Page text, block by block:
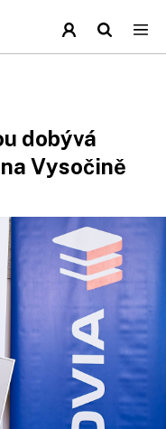
dobývá
Vysočině